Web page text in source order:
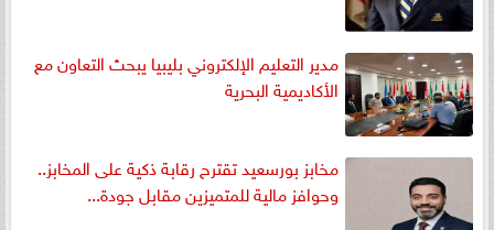
مدير التعليم الإلكتروني بليبيا يبحث التعاون مع
الأكاديمية البحرية
مخابز بورسعيد تقترح رقابة ذكية على المخابز..
وحوافز مالية للمتميزين مقابل جودة...